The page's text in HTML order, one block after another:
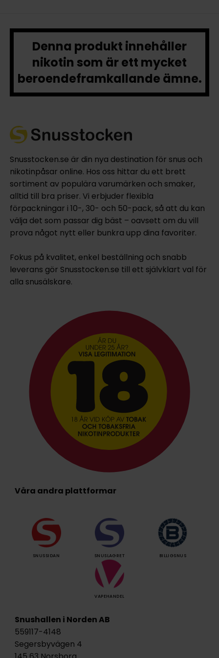
Denna produkt innehåller
nikotin som är ett mycket
beroendeframkallande ämne.
Snusstocken.se är din nya destination för snus och
nikotinpåsar online. Hos oss hittar du ett brett
sortiment av populära varumärken och smaker,
alltid till bra priser. Vi erbjuder flexibla
förpackningar i 10-, 30- och 50-pack, så att du kan
välja det som passar dig bäst – oavsett om du vill
prova något nytt eller bunkra upp dina favoriter.
Fokus på kvalitet, enkel beställning och snabb
leverans gör Snusstocken.se till ett självklart val för
alla snusälskare.
Våra andra plattformar
SNUSSIDAN SNUSLAGRET BILLIGSNUS
VAPEHANDEL
Snushallen i Norden AB
559117-4148
Segersbyvägen 4